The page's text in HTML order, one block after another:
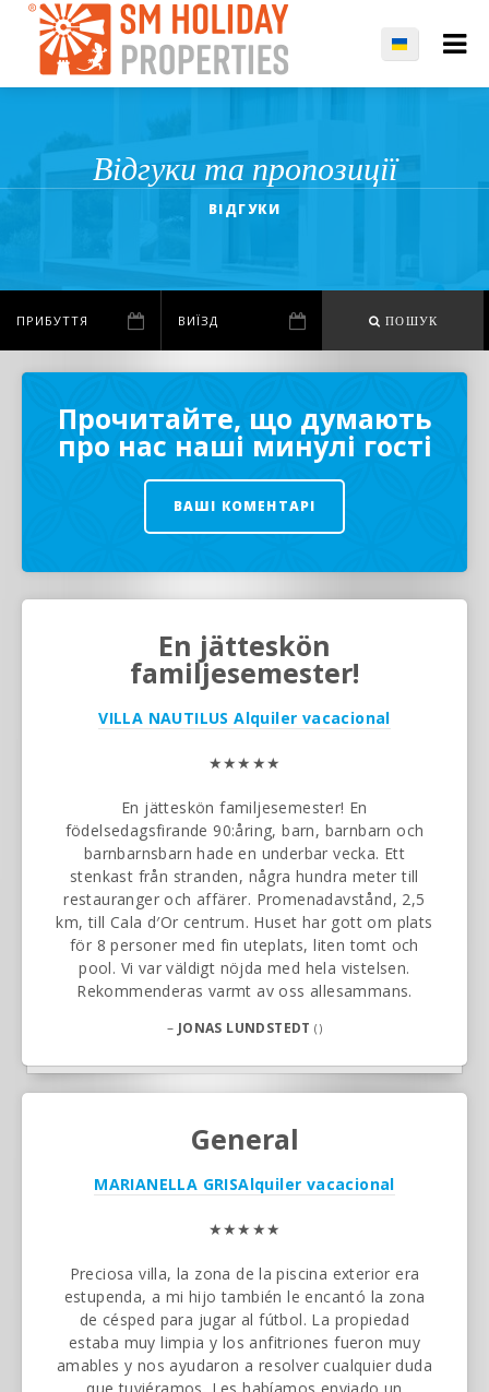
Відгуки та пропозиції
ВІДГУКИ
ПОШУК
Прочитайте, що думають
про нас наші минулі гості
ВАШІ КОМЕНТАРІ
En jätteskön
familjesemester!
VILLA NAUTILUSAlquiler vacacional
★★★★★
En jätteskön familjesemester! En
födelsedagsfirande 90:åring, barn, barnbarn och
barnbarnsbarn hade en underbar vecka. Ett
stenkast från stranden, några hundra meter till
restauranger och affärer. Promenadavstånd, 2,5
km, till Cala d′Or centrum. Huset har gott om plats
för 8 personer med fin uteplats, liten tomt och
pool. Vi var väldigt nöjda med hela vistelsen.
Rekommenderas varmt av oss allesammans.
– JONAS LUNDSTEDT ()
General
MARIANELLA GRISAlquiler vacacional
★★★★★
Preciosa villa, la zona de la piscina exterior era
estupenda, a mi hijo también le encantó la zona
de césped para jugar al fútbol. La propiedad
estaba muy limpia y los anfitriones fueron muy
amables y nos ayudaron a resolver cualquier duda